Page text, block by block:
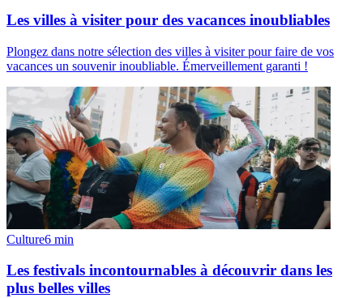
Les villes à visiter pour des vacances inoubliables
Plongez dans notre sélection des villes à visiter pour faire de vos
vacances un souvenir inoubliable. Émerveillement garanti !
Culture6 min
Les festivals incontournables à découvrir dans les
plus belles villes